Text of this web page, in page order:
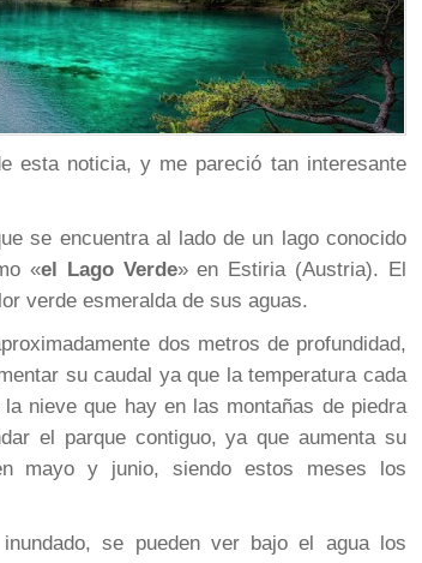
esta noticia, y me pareció tan interesante
se encuentra al lado de un lago conocido
«el Lago Verde» en Estiria (Austria). El
verde esmeralda de sus aguas.
dos metros de profundidad,
su caudal ya que la temperatura cada
nieve que hay en las montañas de piedra
el parque contiguo, ya que aumenta su
mayo y junio, siendo estos meses los
se pueden ver bajo el agua los